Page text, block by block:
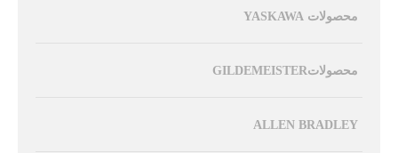
محصولات YASKAWA
محصولاتGILDEMEISTER
ALLEN BRADLEY